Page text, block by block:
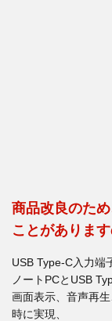
商品改良のた
ことがありま
USB Type-C入力端
ノートPCとUSB
画面表示、音声再
時に実現、